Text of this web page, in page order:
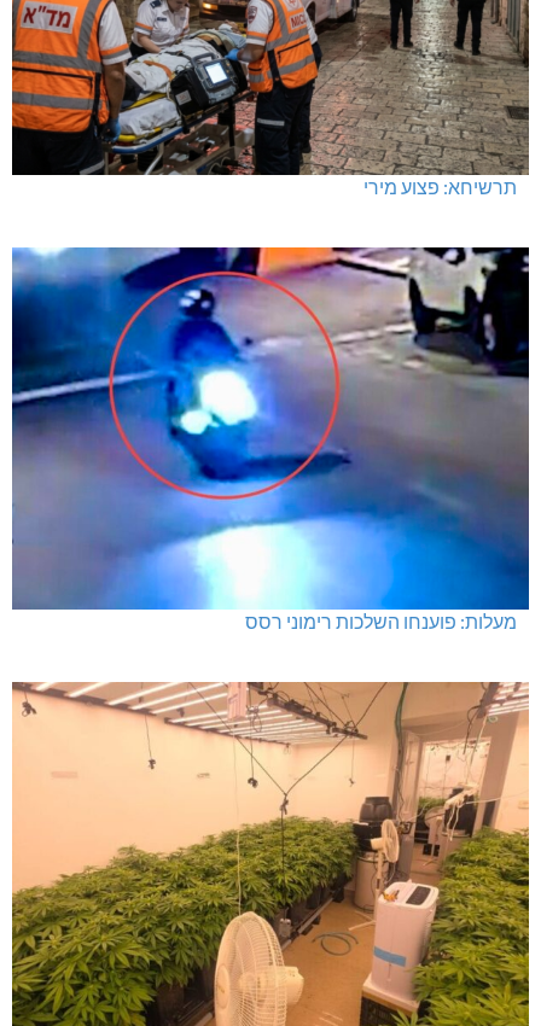
תרשיחא: פצוע מירי
מעלות: פוענחו השלכות רימוני רסס